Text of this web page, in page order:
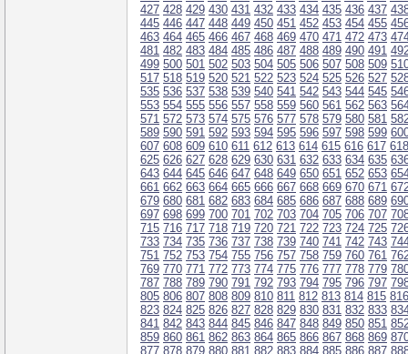
427 428 429 430 431 432 433 434 435 436 437
445 446 447 448 449 450 451 452 453 454 455
463 464 465 466 467 468 469 470 471 472 473
481 482 483 484 485 486 487 488 489 490 491
499 500 501 502 503 504 505 506 507 508 509
517 518 519 520 521 522 523 524 525 526 527
535 536 537 538 539 540 541 542 543 544 545
553 554 555 556 557 558 559 560 561 562 563
571 572 573 574 575 576 577 578 579 580 581
589 590 591 592 593 594 595 596 597 598 599
607 608 609 610 611 612 613 614 615 616 617 618
625 626 627 628 629 630 631 632 633 634 635
643 644 645 646 647 648 649 650 651 652 653
661 662 663 664 665 666 667 668 669 670 671
679 680 681 682 683 684 685 686 687 688 689
697 698 699 700 701 702 703 704 705 706 707
715 716 717 718 719 720 721 722 723 724 725
733 734 735 736 737 738 739 740 741 742 743
751 752 753 754 755 756 757 758 759 760 761
769 770 771 772 773 774 775 776 777 778 779
787 788 789 790 791 792 793 794 795 796 797
805 806 807 808 809 810 811 812 813 814 815 816
823 824 825 826 827 828 829 830 831 832 833
841 842 843 844 845 846 847 848 849 850 851
859 860 861 862 863 864 865 866 867 868 869
877 878 879 880 881 882 883 884 885 886 887